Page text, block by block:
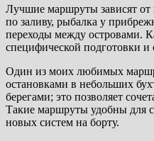
Лучшие маршруты зависят от
по заливу, рыбалка у
переходы между островами.
специфической подготовки и
Один из моих любимых
остановками в небольших
берегами; это позволяет
Такие маршруты удобны для
новых систем на борту.